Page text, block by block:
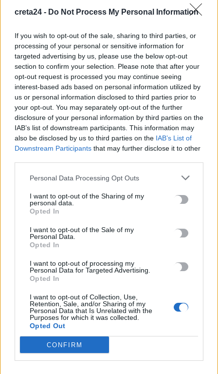
creta24 - Do Not Process My Personal Information
If you wish to opt-out of the sale, sharing to third parties, or
processing of your personal or sensitive information for
targeted advertising by us, please use the below opt-out
section to confirm your selection. Please note that after your
opt-out request is processed you may continue seeing
interest-based ads based on personal information utilized by
us or personal information disclosed to third parties prior to
your opt-out. You may separately opt-out of the further
disclosure of your personal information by third parties on the
IAB’s list of downstream participants. This information may
also be disclosed by us to third parties on the IAB’s List of
Downstream Participants that may further disclose it to other
Personal Data Processing Opt Outs
I want to opt-out of the Sharing of my
personal data.
Opted In
I want to opt-out of the Sale of my
Personal Data.
Opted In
I want to opt-out of processing my
Personal Data for Targeted Advertising.
Opted In
I want to opt-out of Collection, Use,
Retention, Sale, and/or Sharing of my
Personal Data that Is Unrelated with the
Purposes for which it was collected.
Opted Out
CONFIRM
8 Αυγούστου, 2026
Καλοκαίρι και αλλεργίες: Πότε απαιτείται προσοχή και ποια
συμπτώματα δεν πρέπει να αγνοούμε
8 Αυγούστου, 2026
Μυστράς: «Γιατί έβαλε τον πατέρα του στην κατάψυξη» – Το
μακάβριο σχέδιο που εξετάζουν οι Αρχές
8 Αυγούστου, 2026
TRENDING
ΠΑΖΑΡΙ #ΤΟΥΡΙΣΜΟΣ ΓΙΑ ΟΛΟΥΣ # ΦΑΡΑΓΓΙ ΜΕΣΙ